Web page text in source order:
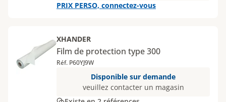
PRIX PERSO, connectez-vous
XHANDER
Film de protection type 300
Réf. P60YJ9W
Disponible sur demande
veuillez contacter un magasin